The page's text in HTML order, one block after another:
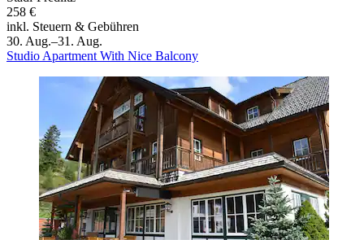
258 €
inkl. Steuern & Gebühren
30. Aug.–31. Aug.
Studio Apartment With Nice Balcony